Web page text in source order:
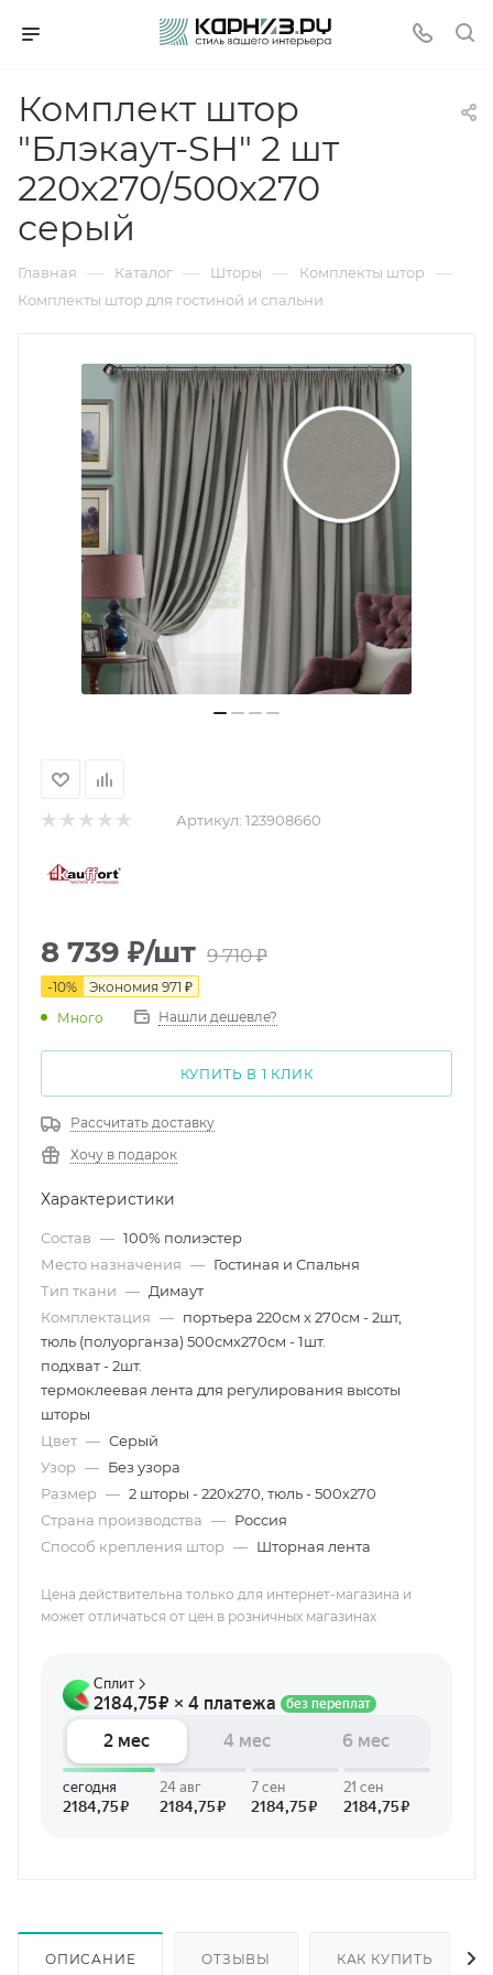
Комплект штор
"Блэкаут-SH" 2 шт
220х270/500х270
серый
Главная — Каталог — Шторы — Комплекты штор —
Комплекты штор для гостиной и спальни
Артикул: 123908660
8 739 ₽/шт 9 710₽
-10% Экономия 971 ₽
Много
Нашли дешевле?
КУПИТЬ В 1 КЛИК
Рассчитать доставку
Хочу в подарок
Характеристики
Состав — 100% полиэстер
Место назначения — Гостиная и Спальня
Тип ткани — Димаут
Комплектация — портьера 220см х 270см - 2шт,
тюль (полуорганза) 500смх270см - 1шт.
подхват - 2шт.
термоклеевая лента для регулирования высоты
шторы
Цвет — Серый
Узор — Без узора
Размер — 2 шторы - 220х270, тюль - 500х270
Страна производства — Россия
Способ крепления штор — Шторная лента
Цена действительна только для интернет-магазина и
может отличаться от цен в розничных магазинах
ОПИСАНИЕ ОТЗЫВЫ КАК КУПИТЬ